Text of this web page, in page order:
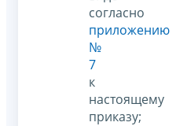
согласно
приложению
№
7
к
настоящему
приказу;